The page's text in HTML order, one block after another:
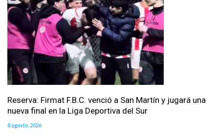
Reserva: Firmat F.B.C. venció a San Martín y jugará una
nueva final en la Liga Deportiva del Sur
8 agosto, 2026